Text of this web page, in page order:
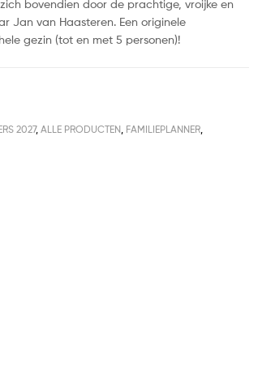
bovendien door de prachtige, vroijke en
Jan van Haasteren. Een originele
gezin (tot en met 5 personen)!
2027,ALLE PRODUCTEN FAMILIEPLANNER